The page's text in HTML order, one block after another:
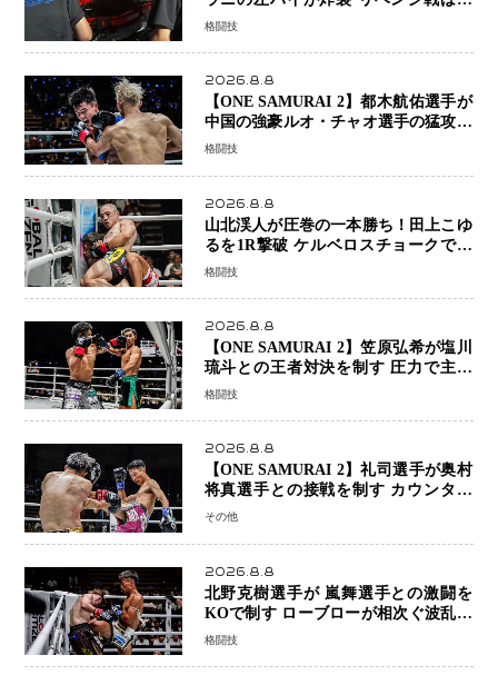
瞬で決着
格闘技
2026.8.8
【ONE SAMURAI 2】都木航佑選手が
中国の強豪ルオ・チャオ選手の猛攻を
受けながらも的確な攻撃で応戦 最後
格闘技
2026.8.8
山北渓人が圧巻の一本勝ち！田上こゆ
るを1R撃破 ケルベロスチョークで存
在感を示す
格闘技
2026.8.8
【ONE SAMURAI 2】笠原弘希が塩川
琉斗との王者対決を制す 圧力で主導
権を握り判定勝利
格闘技
2026.8.8
【ONE SAMURAI 2】礼司選手が奥村
将真選手との接戦を制す カウンター
と正確な打撃で判定勝利
その他
2026.8.8
北野克樹選手が 嵐舞選手との激闘を
KOで制す ローブローが相次ぐ波乱の
展開…涙の勝利「生まれてくる娘のた
格闘技